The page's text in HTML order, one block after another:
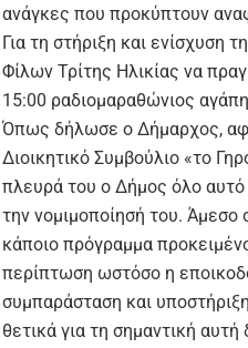
ανάγκες που προκύπτουν
Για τη στήριξη και ενίσχυση
Φίλων Τρίτης Ηλικίας να
15:00 ραδιομαραθώνιος
Όπως δήλωσε ο Δήμαρχος,
Διοικητικό Συμβούλιο «το
πλευρά του ο Δήμος όλο αυτό
την νομιμοποίησή του.
κάποιο πρόγραμμα
περίπτωση ωστόσο η
συμπαράσταση και
θετικά για τη σημαντική